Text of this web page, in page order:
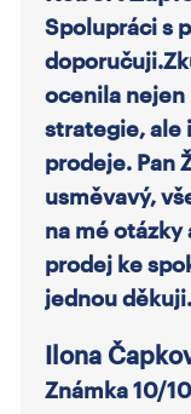
Spolupráci s
ocenila
strategie, ale
prodeje. Pan
usměvavý,
na mé
prodej ke
jednou děkuji.
Ilona
Známka 10/